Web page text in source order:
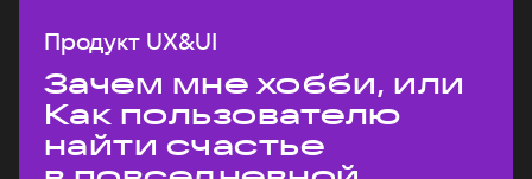
Продукт UX&UI
Зачем мне хобби, или
Как пользователю
найти счастье